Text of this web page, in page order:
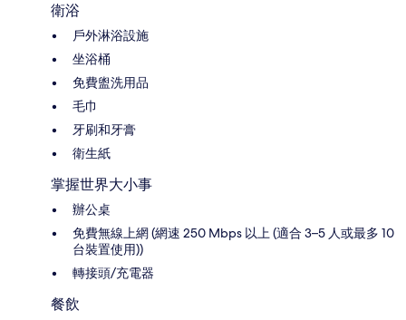
衛浴
戶外淋浴設施
坐浴桶
免費盥洗用品
毛巾
牙刷和牙膏
衛生紙
掌握世界大小事
辦公桌
免費無線上網 (網速 250 Mbps 以上 (適合 3–5 人或最多 10
台裝置使用))
轉接頭/充電器
餐飲